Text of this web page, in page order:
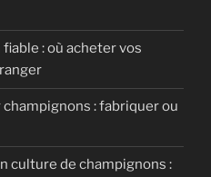
: où acheter vos
: fabriquer ou
culture de champignons :